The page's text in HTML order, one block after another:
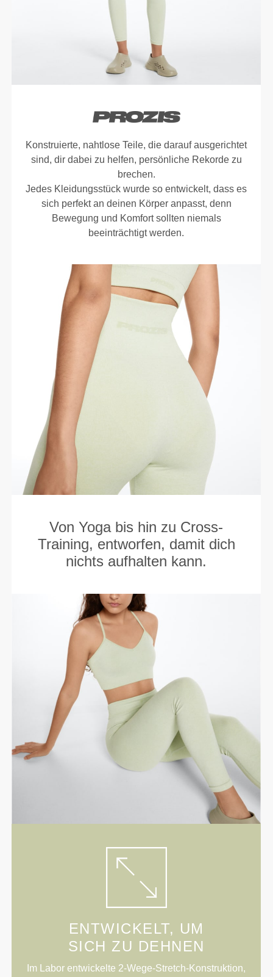
Konstruierte, nahtlose Teile, die darauf ausgerichtet
sind, dir dabei zu helfen, persönliche Rekorde zu
brechen.
Jedes Kleidungsstück wurde so entwickelt, dass es
sich perfekt an deinen Körper anpasst, denn
Bewegung und Komfort sollten niemals
beeinträchtigt werden.
Von Yoga bis hin zu Cross-
Training, entworfen, damit dich
nichts aufhalten kann.
ENTWICKELT, UM
SICH ZU DEHNEN
Im Labor entwickelte 2-Wege-Stretch-Konstruktion,